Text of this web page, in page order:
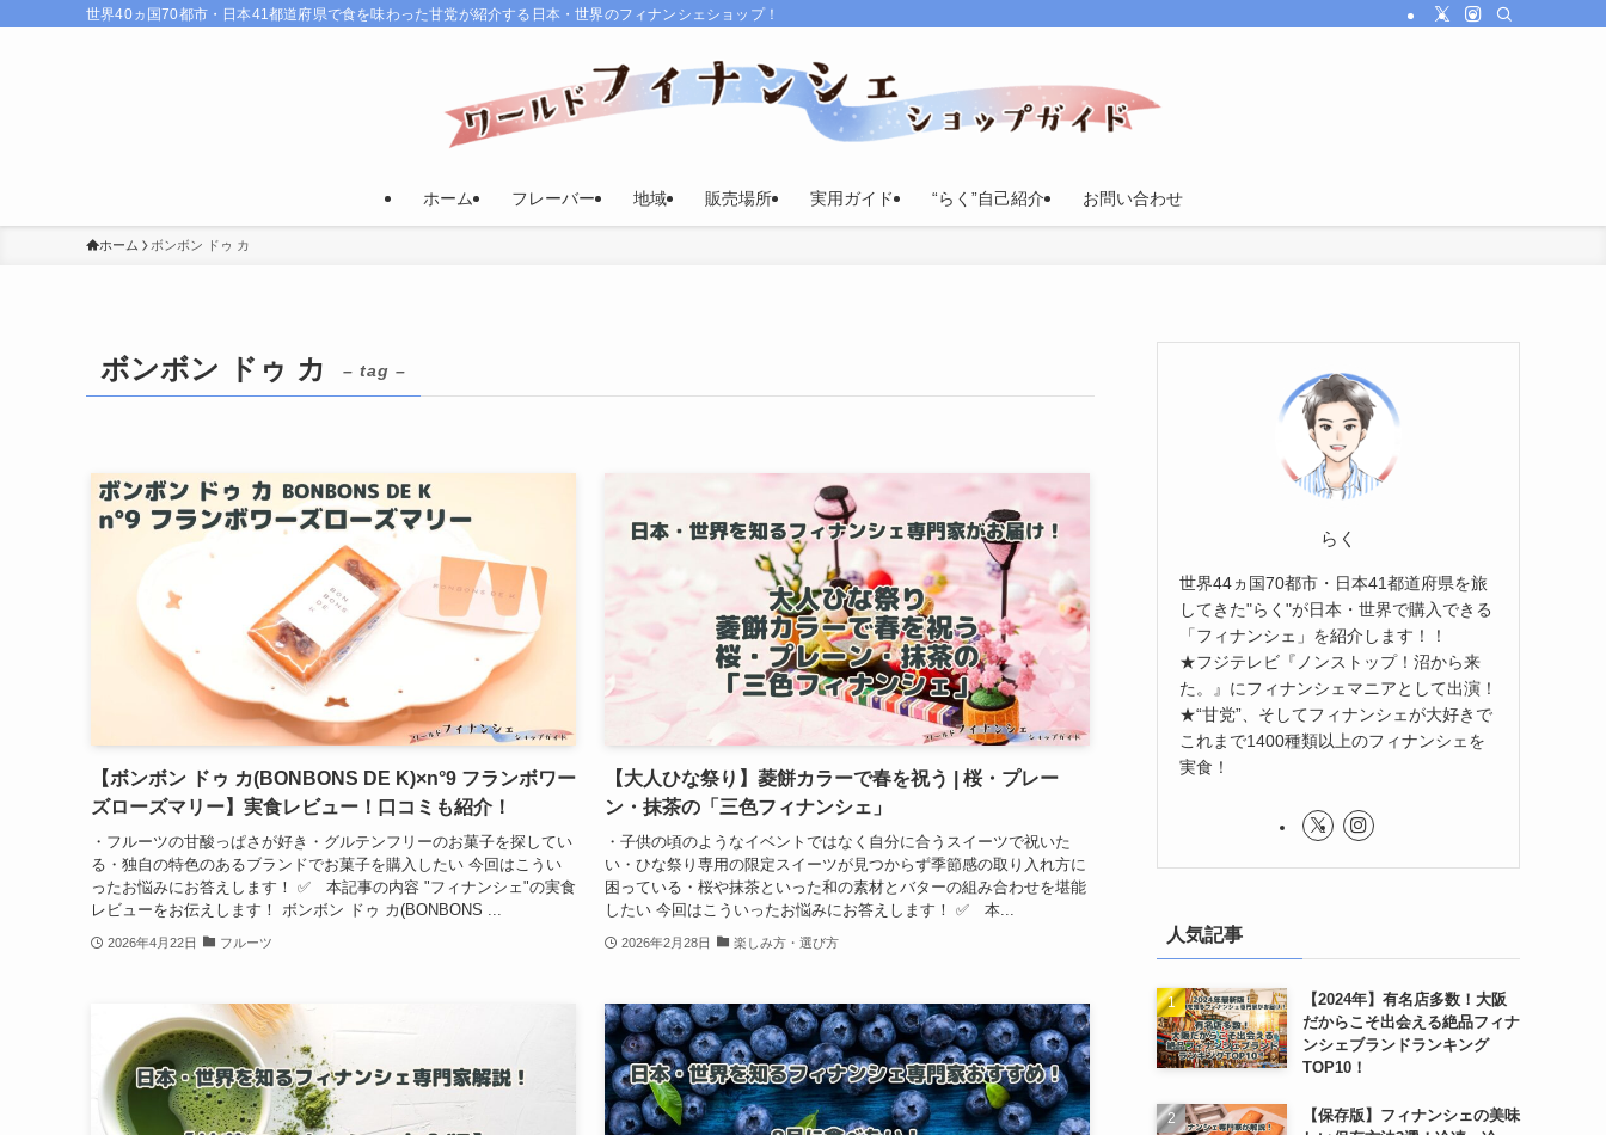
世界40ヵ国70都市・日本41都道府県で食を味わった甘党が紹介する日本・世界のフィナンシェショップ！
ホーム フレーバー 地域 販売場所 実用ガイド “らく”自己紹介 お問い合わせ
ホーム ボンボン ドゥ カ
ボンボン ドゥ カ – tag –
【ボンボン ドゥ カ(BONBONS DE K)×n°9 フランボワー
ズローズマリー】実食レビュー！口コミも紹介！
・フルーツの甘酸っぱさが好き・グルテンフリーのお菓子を探してい
る・独自の特色のあるブランドでお菓子を購入したい 今回はこうい
ったお悩みにお答えします！ ✅ 本記事の内容 "フィナンシェ"の実食
レビューをお伝えします！ ボンボン ドゥ カ(BONBONS ...
2026年4月22日 フルーツ
【大人ひな祭り】菱餅カラーで春を祝う | 桜・プレー
ン・抹茶の「三色フィナンシェ」
・子供の頃のようなイベントではなく自分に合うスイーツで祝いた
い・ひな祭り専用の限定スイーツが見つからず季節感の取り入れ方に
困っている・桜や抹茶といった和の素材とバターの組み合わせを堪能
したい 今回はこういったお悩みにお答えします！ ✅ 本...
2026年2月28日 楽しみ方・選び方
らく
世界44ヵ国70都市・日本41都道府県を旅
してきた"らく"が日本・世界で購入できる
「フィナンシェ」を紹介します！！
★フジテレビ『ノンストップ！沼から来
た。』にフィナンシェマニアとして出演！
★“甘党”、そしてフィナンシェが大好きで
これまで1400種類以上のフィナンシェを
実食！
人気記事
【2024年】有名店多数！大阪
だからこそ出会える絶品フィナ
ンシェブランドランキング
TOP10！
【保存版】フィナンシェの美味